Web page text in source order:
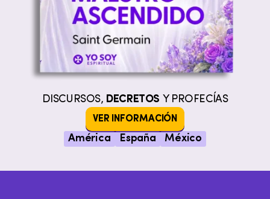
DISCURSOS, DECRETOS Y PROFECÍAS
VER INFORMACIÓN
América España México